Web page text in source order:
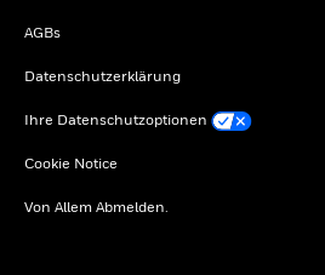
AGBs
Datenschutzerklärung
Ihre Datenschutzoptionen
Cookie Notice
Von Allem Abmelden.